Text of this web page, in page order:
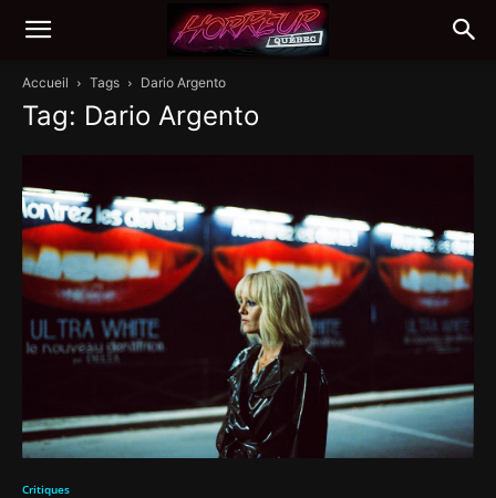
Accueil Tags Dario Argento
Tag: Dario Argento
Critiques